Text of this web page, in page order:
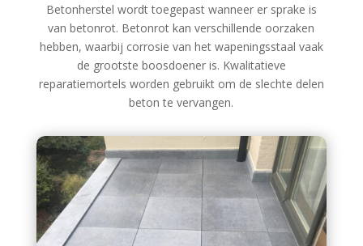
Betonherstel wordt toegepast wanneer er sprake is
van betonrot. Betonrot kan verschillende oorzaken
hebben, waarbij corrosie van het wapeningsstaal vaak
de grootste boosdoener is. Kwalitatieve
reparatiemortels worden gebruikt om de slechte delen
beton te vervangen.